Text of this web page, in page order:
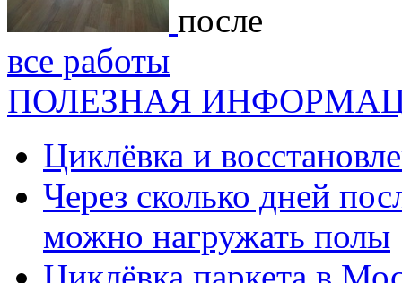
после
все работы
ПОЛЕЗНАЯ
Циклёвка и
Через сколько дней
можно нагружать полы